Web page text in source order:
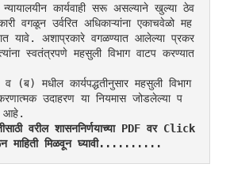
कार्यवाही सरू असल्याने खुल्या ठेव
वगळून उर्वरित अधिकाऱ्यांना एकाचवेळो मह
यावे. अशाप्रकारे वगळण्यात आलेल्या प्रकर
स्वतंत्रपणे महसुली विभाग वाटप करण्यात
(ब) मधील कार्यपद्धतीनुसार महसुली विभाग
उदाहरण या नियमास जोडलेल्या प
आहे.
वरील शासननिर्णयाच्या PDF वर Click
माहिती मिळवून घ्यावी..........